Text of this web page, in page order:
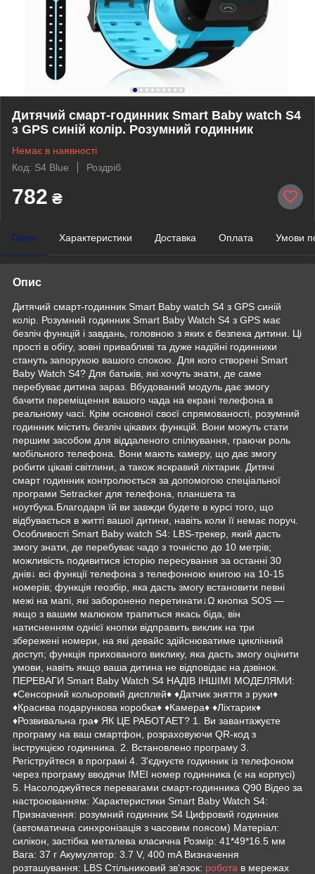
Дитячий смарт-годинник Smart Baby watch S4
з GPS синій колір. Розумний годинник
Немає в наявності
Код: S4 Blue
Роздріб
782 ₴
Опис Характеристики Доставка Оплата Умови
Опис
Дитячий смарт-годинник Smart Baby watch S4 з GPS синій
колір. Розумний годинник Smart Baby Watch S4 з GPS має
безліч функцій і завдань, головною з яких є безпека дитини. Ці
прості в обігу, зовні привабливі та дуже надійні годинники
стануть запорукою вашого спокою. Для кого створені Smart
Baby Watch S4? Для батьків, які хочуть знати, де саме
перебуває дитина зараз. Вбудований модуль дає змогу
бачити переміщення вашого чада на екрані телефона в
реальному часі. Крім основної своєї спрямованості, розумний
годинник містить безліч цікавих функцій. Вони можуть стати
першим засобом для віддаленого спілкування, граючи роль
мобільного телефона. Вони мають камеру, що дає змогу
робити цікаві світлини, а також яскравий ліхтарик. Дитячі
смарт годинник контролюється за допомогою спеціальної
програми Setracker для телефона, планшета та
ноутбука.Благодаря їй ви завжди будете в курсі того, що
відбувається в житті вашої дитини, навіть коли її немає поруч.
Особливості Smart Baby watch S4: LBS-трекер, який дасть
змогу знати, де перебуває чадо з точністю до 10 метрів;
можливість подивитися історію пересування за останні 30
днів↓ всі функції телефона з телефонною книгою на 10-15
номерів; функція геозбір, яка дасть змогу встановити певні
межі на мапі, які заборонено перетинати↓Ω кнопка SOS —
якщо з вашим малюком трапиться якась біда, він
натисненням однієї кнопки відправить виклик на три
збережені номери, на які девайс здійснюватиме циклічний
доступ; функція прихованого виклику, яка дасть змогу оцінити
умови, навіть якщо ваша дитина не відповідає на дзвінок.
ПЕРЕВАГИ Smart Baby Watch S4 НАДІВ ІНШІМІ МОДЕЛЯМИ:
♦Сенсорний кольоровий дисплей♦ ♦Датчик зняття з руки♦
♦Красива подарункова коробка♦ ♦Камера♦ ♦Ліхтарик♦
♦Розвивальна гра♦ ЯК ЦЕ РАБОТАЕТ? 1. Ви завантажуєте
програму на ваш смартфон, розраховуючи QR-код з
інструкцією годинника. 2. Встановлено програму 3.
Регіструйтеся в програмі 4. З'єднуєте годинник із телефоном
через програму вводячи IMEI номер годинника (є на корпусі)
5. Насолоджуйтеся перевагами смарт-годинника Q90 Відео за
настроюванням: Характеристики Smart Baby Watch S4:
Призначення: розумний годинник S4 Цифровий годинник
(автоматична синхронізація з часовим поясом) Матеріал:
силікон, застібка металева класична Розмір: 41*49*16.5 мм
Вага: 37 г Акумулятор: 3.7 V, 400 mA Визначення
розташування: LBS Стільниковий зв'язок: робота в мережах